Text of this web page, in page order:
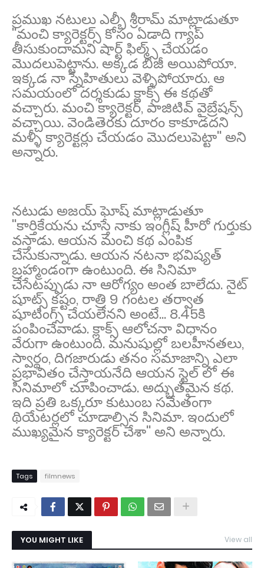
ప్రముఖ నటులు ఎల్బీ శ్రీరామ్ మాట్లాడుతూ
''మంచి క్యారెక్టర్స్ కోసం ఏడాది గ్యాప్
తీసుకుందామని షార్ట్ ఫిల్మ్స్ చేయడం
మొదలుపెట్టాను. అక్కడ బిజీ అయిపోయా.
ఇక్కడ నా స్నేహితులు వెళ్ళిపోయారు. ఆ
సమయంలో దర్శకుడు క్లాక్స్ ఈ కథతో
వచ్చారు. మంచి క్యారెక్టర్, పాజిటివ్ వైబ్రేషన్స్
వచ్చాయి. వెండితెరకు దూరం కాకూడదని
మళ్ళీ క్యారెక్టర్లు చేయడం మొదలుపెట్టా'' అని
అన్నారు.
నటుడు అజయ్ ఘోష్ మాట్లాడుతూ
''కార్తికేయను చూస్తే నాకు ఇంగ్లీష్ హీరో గుర్తుకు
వస్తాడు. ఆయన మంచి కథ ఎంపిక
చేసుకున్నాడు. ఆయన నటనా భవిష్యత్
బ్రహ్మాండంగా ఉంటుంది. ఈ సినిమా
చేసేటప్పుడు నా ఆరోగ్యం అంత బాలేదు. నైట్
షూట్స్ కష్టం, రాత్రి 9 గంటల తర్వాత
షూటింగ్స్ చేయలేనని అంటే... 8.45కి
పంపించేవాడు. క్లాక్స్ ఆలోచనా విధానం
వేరుగా ఉంటుంది. మనుషుల్లో బలహీనతలు,
స్వార్థం, దిగజారుడు తనం సమాజాన్ని ఎలా
ప్రభావితం చేస్తాయనేది ఆయన స్టైల్ లో ఈ
సినిమాలో చూపించాడు. అద్భుతమైన కథ.
ఇది ప్రతి ఒక్కరూ కుటుంబ సమేతంగా
థియేటర్లలో చూడాల్సిన సినిమా. ఇందులో
ముఖ్యమైన క్యారెక్టర్ చేశా'' అని అన్నారు.
Tags filmnews
YOU MIGHT LIKE View all